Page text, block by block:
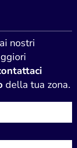
nostri
della tua zona.